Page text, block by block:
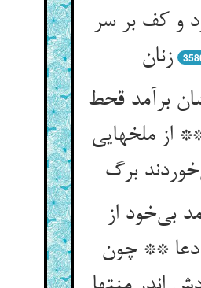
و کف بر سر
زنان
برآمد قحط
از ملخهایی
برگ
بی‌خود از
** چون